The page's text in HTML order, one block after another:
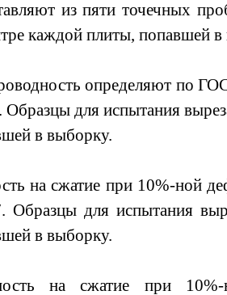
из пяти точечных
каждой плиты, попавшей
определяют по
для испытания
в выборку.
на сжатие при 10%-ной
для испытания
в выборку.
на сжатие при 10%-